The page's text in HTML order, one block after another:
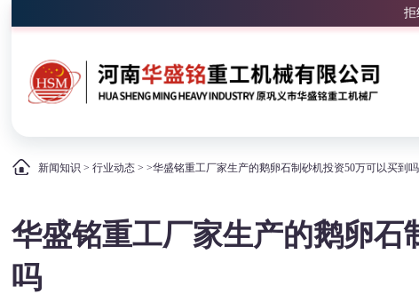
拒
新闻知识 >行业动态 > >华盛铭重工厂家生产的鹅卵石制砂机投资50万可以买到
华盛铭重工厂家生产的鹅卵石
吗